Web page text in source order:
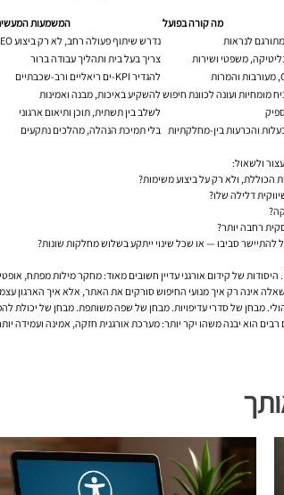
מה קורה בפועל
המשמעות
מתורגם לנראות
נדרש שיתוף פעולה רחב, לא רק ביצוע SEO
משפטי ושירות
צריך בעל בית ותהליך עבודה ברור
להגדיר KPI-ים ריאליים ורב-שכבתיים
מומחיות ועונה לכוונת חיפושלהשקיע באיכות, מבנה ואמינות
לשלב בין תשתית, תוכן ותיאום ארגוני
והכרעות בין-מחלקתיות בלי תמיכת הנהלה, מהלכים נתקעים
ולשאול:
הכוללת, ולא רק על ביצוע משימות?
דלילה שלו?
רחבה יותר?
סביבו — או שכל שינוי ייתקע בשלוש מחלקות שונות?
אינה רק איך מנועי החיפוש סורקים את האתר, אלא איך הארגון
הוא יבנה משהו יקר יותר: מערכת אורגנית חזקה, אמינה ועמידה